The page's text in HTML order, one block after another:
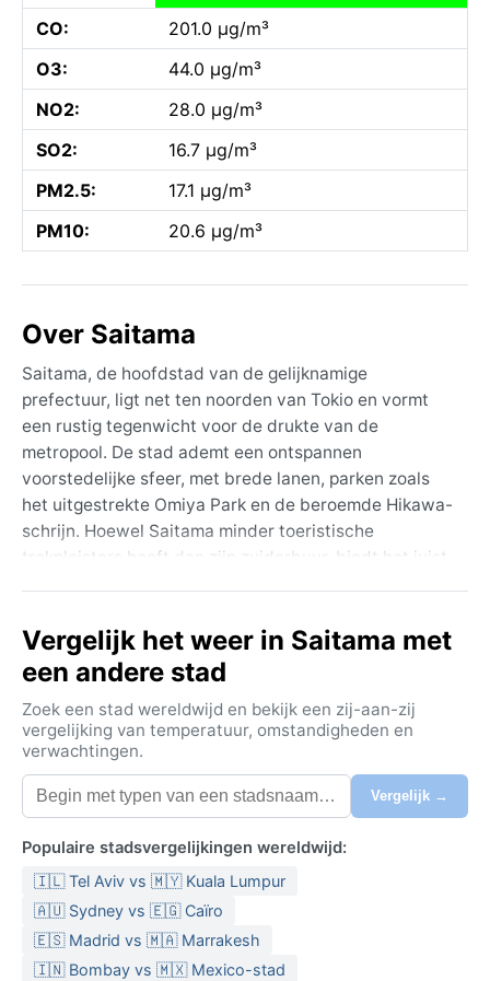
CO:
201.0 µg/m³
O3:
44.0 µg/m³
NO2:
28.0 µg/m³
SO2:
16.7 µg/m³
PM2.5:
17.1 µg/m³
PM10:
20.6 µg/m³
Over Saitama
Saitama, de hoofdstad van de gelijknamige
prefectuur, ligt net ten noorden van Tokio en vormt
een rustig tegenwicht voor de drukte van de
metropool. De stad ademt een ontspannen
voorstedelijke sfeer, met brede lanen, parken zoals
het uitgestrekte Omiya Park en de beroemde Hikawa-
schrijn. Hoewel Saitama minder toeristische
trekpleisters heeft dan zijn zuiderbuur, biedt het juist
het landschap slingert, en in de verte zijn bij helder
weer de bergen van Chichibu te zien. Saitama is ook
een knooppunt voor shinkansen-reizigers, met
uitstekende verbindingen naar Ueno en andere delen
van Kanto.
Het klimaat in Saitama is volgens de Köppen-
classificatie Cfa: een vochtig subtropisch klimaat. De
temperaturen rond de 30 °C en regelmatige pieken
boven de 35 °C. De jaarlijkse neerslag van ongeveer
1400 millimeter valt vooral tijdens het regenseizoen in
juni en juli, en tijdens tyfoons in de late zomer en
vroege herfst. De winters zijn daarentegen koel en
Vergelijk het weer in Saitama met
een andere stad
Zoek een stad wereldwijd en bekijk een zij-aan-zij
vergelijking van temperatuur, omstandigheden en
verwachtingen.
Vergelijk →
Populaire stadsvergelijkingen wereldwijd:
🇮🇱 Tel Aviv vs 🇲🇾 Kuala Lumpur
🇦🇺 Sydney vs 🇪🇬 Caïro
🇪🇸 Madrid vs 🇲🇦 Marrakesh
🇮🇳 Bombay vs 🇲🇽 Mexico-stad